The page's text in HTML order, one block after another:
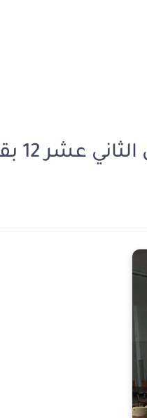
بقلم غدير الحيدري